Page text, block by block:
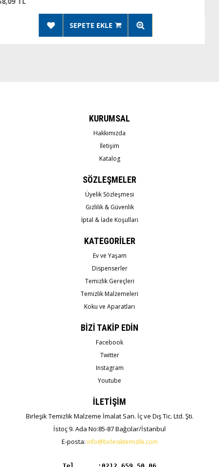
KURUMSAL
Hakkımızda
İletişim
Katalog
SÖZLEŞMELER
Üyelik Sözleşmesi
Gizlilik & Güvenlik
İptal & İade Koşulları
KATEGORİLER
Ev ve Yaşam
Dispenserler
Temizlik Gereçleri
Temizlik Malzemeleri
Koku ve Aparatları
BİZİ TAKİP EDİN
Facebook
Twitter
Instagram
Youtube
İLETİŞİM
Birleşik Temizlik Malzeme İmalat San. İç ve Dış Tic. Ltd. Şti.
İstoç 9. Ada No:85-87 Bağcılar/İstanbul
E-posta: info@birlesiktemizlik.com